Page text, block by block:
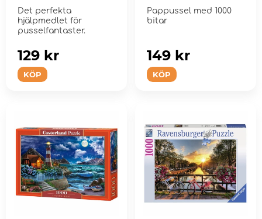
Det perfekta
hjälpmedlet för
pusselfantaster.
KÖP
129 kr
Pappussel med 1000
bitar
KÖP
149 kr